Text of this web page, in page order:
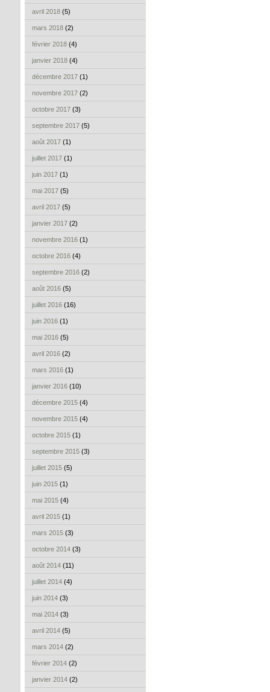
avril 2018 (5)
mars 2018 (2)
février 2018 (4)
janvier 2018 (4)
décembre 2017 (1)
novembre 2017 (2)
octobre 2017 (3)
septembre 2017 (5)
août 2017 (1)
juillet 2017 (1)
juin 2017 (1)
mai 2017 (5)
avril 2017 (5)
janvier 2017 (2)
novembre 2016 (1)
octobre 2016 (4)
septembre 2016 (2)
août 2016 (5)
juillet 2016 (16)
juin 2016 (1)
mai 2016 (5)
avril 2016 (2)
mars 2016 (1)
janvier 2016 (10)
décembre 2015 (4)
novembre 2015 (4)
octobre 2015 (1)
septembre 2015 (3)
juillet 2015 (5)
juin 2015 (1)
mai 2015 (4)
avril 2015 (1)
mars 2015 (3)
octobre 2014 (3)
août 2014 (11)
juillet 2014 (4)
juin 2014 (3)
mai 2014 (3)
avril 2014 (5)
mars 2014 (2)
février 2014 (2)
janvier 2014 (2)